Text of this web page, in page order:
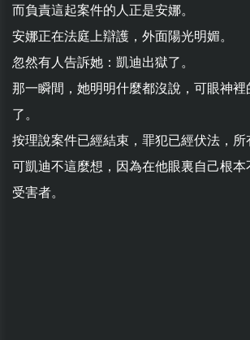
而負責這起案件的人正是安娜。
安娜正在法庭上辯護，外面陽光明媚。
忽然有人告訴她：凱迪出獄了。
那一瞬間，她明明什麼都沒說，可眼神
了。
按理說案件已經結束，罪犯已經伏法，所
可凱迪不這麼想，因為在他眼裏自己根
受害者。